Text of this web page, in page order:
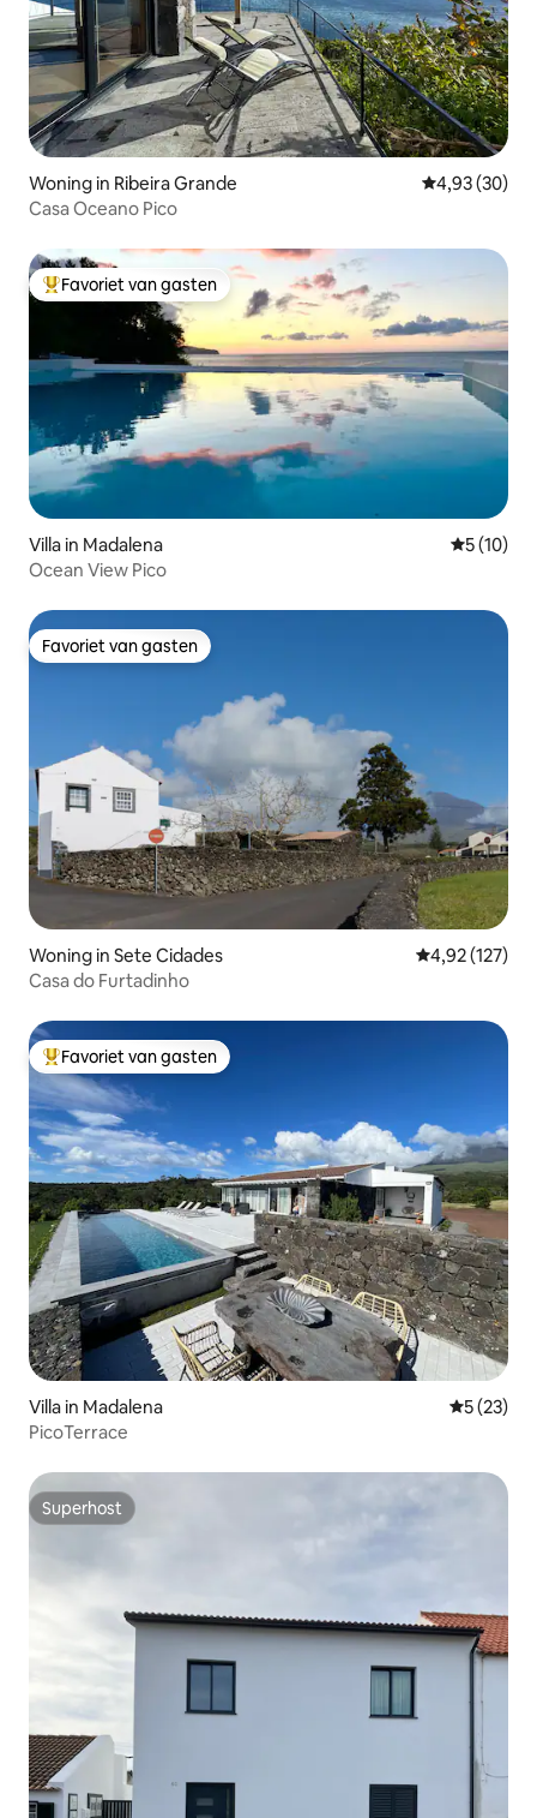
Woning in Ribeira Grande Gemiddelde
4,93 (30)
Casa Oceano Pico
Topfavoriet van gasten
Favoriet van gasten
Villa in Madalena
5 (10)
Ocean View Pico
Favoriet van gasten
Favoriet van gasten
Woning in Sete Cidades Gemiddelde
4,92 (127)
Casa do Furtadinho
Topfavoriet van gasten
Favoriet van gasten
Villa in Madalena
5 (23)
PicoTerrace
Superhost
Superhost